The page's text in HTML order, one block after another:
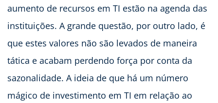
aumento de recursos em TI estão na agenda das
instituições. A grande questão, por outro lado, é
que estes valores não são levados de maneira
tática e acabam perdendo força por conta da
sazonalidade. A ideia de que há um número
mágico de investimento em TI em relação ao